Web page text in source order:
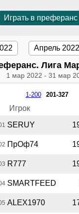
Играть в преферанс
Апрель
Лига
1 мар 2022 - 31 мар
1-200 201-327
Игрок
SERUY
ПрОф74
R777
SMARTFEED
ALEX1970